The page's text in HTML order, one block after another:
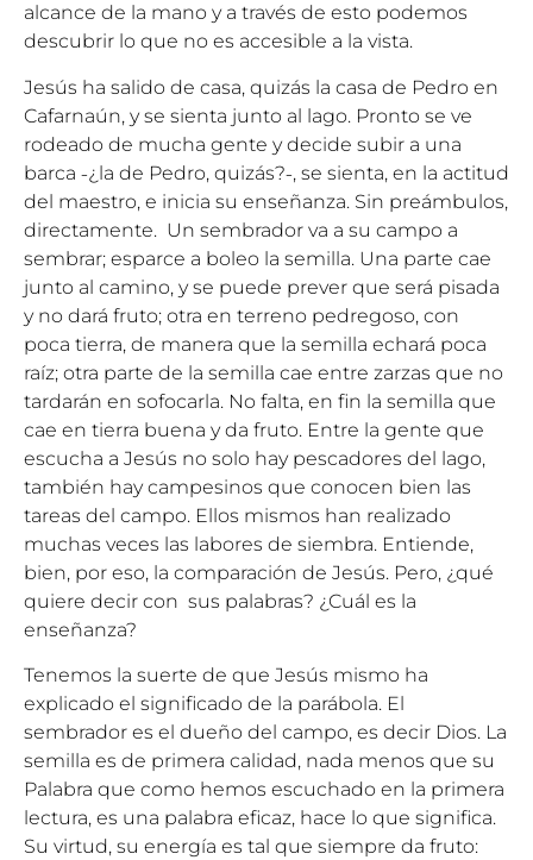
alcance de la mano y a través de esto podemos
descubrir lo que no es accesible a la vista.
Jesús ha salido de casa, quizás la casa de Pedro en
Cafarnaún, y se sienta junto al lago. Pronto se ve
rodeado de mucha gente y decide subir a una
barca ˗¿la de Pedro, quizás?˗, se sienta, en la actitud
del maestro, e inicia su enseñanza. Sin preámbulos,
directamente. Un sembrador va a su campo a
sembrar; esparce a boleo la semilla. Una parte cae
junto al camino, y se puede prever que será pisada
y no dará fruto; otra en terreno pedregoso, con
poca tierra, de manera que la semilla echará poca
raíz; otra parte de la semilla cae entre zarzas que no
tardarán en sofocarla. No falta, en fin la semilla que
cae en tierra buena y da fruto. Entre la gente que
escucha a Jesús no solo hay pescadores del lago,
también hay campesinos que conocen bien las
tareas del campo. Ellos mismos han realizado
muchas veces las labores de siembra. Entiende,
bien, por eso, la comparación de Jesús. Pero, ¿qué
quiere decir con sus palabras? ¿Cuál es la
enseñanza?
Tenemos la suerte de que Jesús mismo ha
explicado el significado de la parábola. El
sembrador es el dueño del campo, es decir Dios. La
semilla es de primera calidad, nada menos que su
Palabra que como hemos escuchado en la primera
lectura, es una palabra eficaz, hace lo que significa.
Su virtud, su energía es tal que siempre da fruto: